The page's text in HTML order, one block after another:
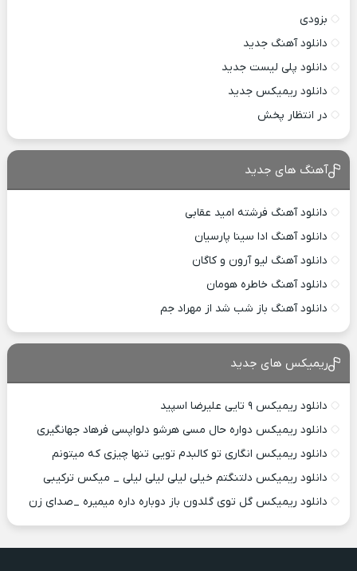
بزودی
دانلود آهنگ جدید
دانلود پلی لیست جدید
دانلود ریمیکس جدید
در انتظار پخش
آهنگ های جدید
دانلود آهنگ فرشته امید عقابی
دانلود آهنگ ادا سینا پارسیان
دانلود آهنگ لیو آرون و کاگان
دانلود آهنگ خاطره هومان
دانلود آهنگ باز شب شد از مهراد جم
ریمیکس های جدید
دانلود ریمیکس ۹ تایی علیرضا اسپید
دانلود ریمیکس دواره حال مسی هرشو دلواپسی فرهاد جهانگیری
دانلود ریمیکس انگاری تو کالبدم تویی تنها چیزی که میتونم
دانلود ریمیکس دلتنگتم خیلی لیلی لیلی لیلی _ میکس ترکیبی
دانلود ریمیکس گل توی گلدون باز دوباره داره میمیره _صدای زن